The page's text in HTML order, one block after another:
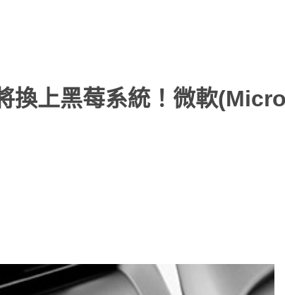
換上黑莓系統！微軟